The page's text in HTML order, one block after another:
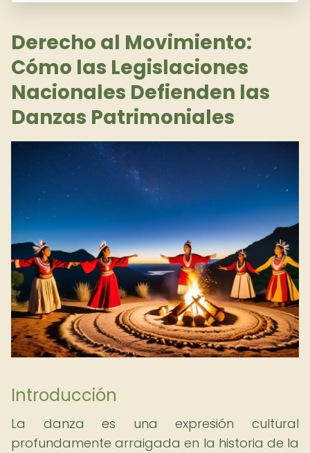
Derecho al Movimiento:
Cómo las Legislaciones
Nacionales Defienden las
Danzas Patrimoniales
Introducción
La danza es una expresión cultural
profundamente arraigada en la historia de la